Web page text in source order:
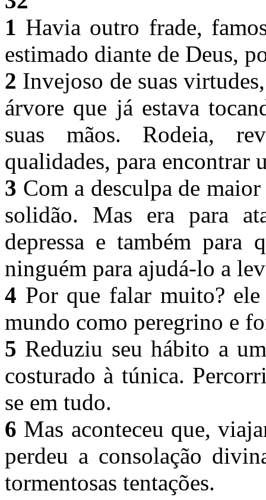
1 Havia outro frade,
estimado diante de Deus,
2 Invejoso de suas
árvore que já estava
suas mãos. Rodeia,
qualidades, para
3 Com a desculpa de
solidão. Mas era para
depressa e também para
ninguém para ajudá-lo a
4 Por que falar muito?
mundo como peregrino e
5 Reduziu seu hábito a
costurado à túnica.
se em tudo.
6 Mas aconteceu que,
perdeu a consolação
tormentosas tentações.